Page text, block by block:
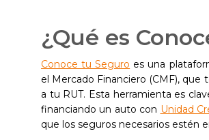
¿Qué es
Conoce tu Seguro es una
el Mercado Financiero (CMF), que
a tu RUT. Esta herramienta es
financiando un auto con Unidad
que los seguros necesarios estén